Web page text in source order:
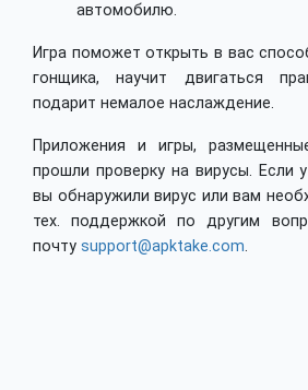
автомобилю.
Игра поможет открыть в вас
гонщика, научит двигаться
подарит немалое наслаждение.
Приложения и игры,
прошли проверку на вирусы. Если
вы обнаружили вирус или вам
тех. поддержкой по другим
почту support@apktake.com.